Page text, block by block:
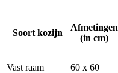
Soort kozijn
Afmetingen
(in cm)
Vast raam 60 x 60